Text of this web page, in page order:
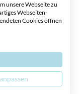
unsere Webseite zu
Webseiten-
Cookies öffnen